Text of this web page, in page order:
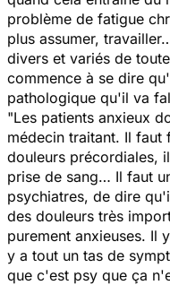
problème de fatigue
plus assumer,
divers et variés de
commence à se dire
pathologique qu'il va
"Les patients anxieux
médecin traitant. Il faut
douleurs précordiales,
prise de sang… Il faut
psychiatres, de dire
des douleurs très
purement anxieuses. Il
y a tout un tas de
que c'est psy que ça